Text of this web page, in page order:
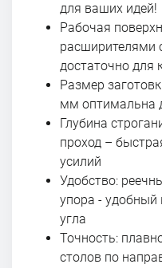
для ваших идей!
Рабочая
расширителями
достаточно для
Размер
мм оптимальна
Глубина
проход –
усилий
Удобство:
упора -
угла
Точность:
столов по